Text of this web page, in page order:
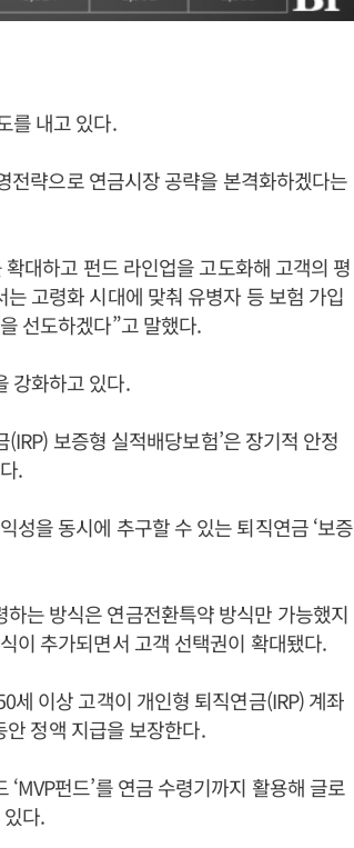
를 내고 있다.
략으로 연금시장 공략을 본격화하겠다는
대하고 펀드 라인업을 고도화해 고객의 평
고령화 시대에 맞춰 유병자 등 보험 가입
선도하겠다”고 말했다.
강화하고 있다.
보증형 실적배당보험’은 장기적 안정
.
성을 동시에 추구할 수 있는 퇴직연금 ‘보증
는 방식은 연금전환특약 방식만 가능했지
이 추가되면서 고객 선택권이 확대됐다.
세 이상 고객이 개인형 퇴직연금(IRP) 계좌
정액 지급을 보장한다.
펀드’를 연금 수령기까지 활용해 글로
다.